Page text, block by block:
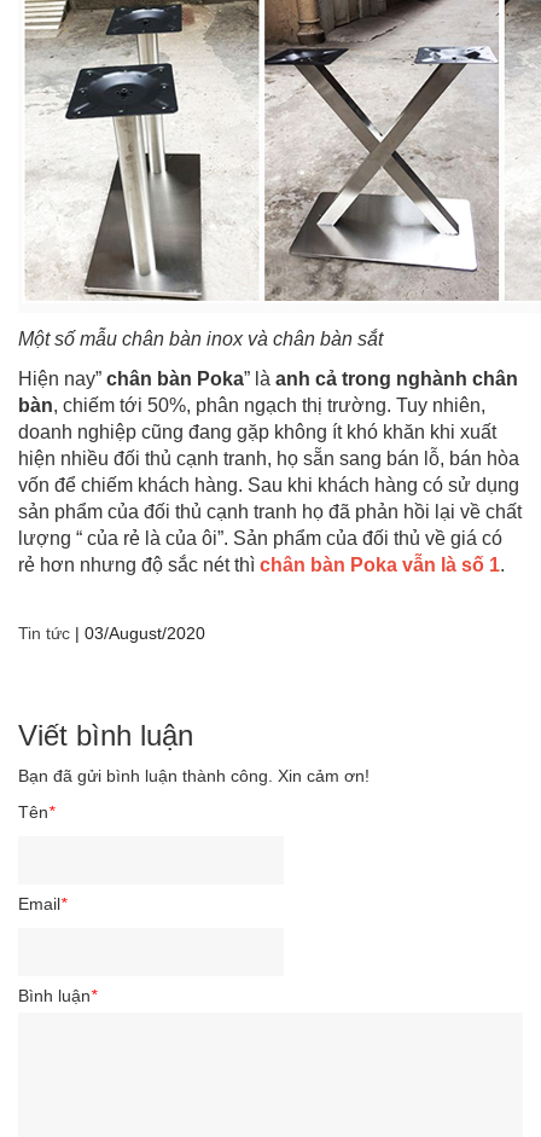
Một số mẫu chân bàn inoxvà chân bàn sắt
Hiện nay” chân bàn Poka” là anh cả trong nghành chân
bàn, chiếm tới 50%, phân ngạch thị trường. Tuy nhiên,
doanh nghiệp cũng đang gặp không ít khó khăn khi xuất
hiện nhiều đối thủ cạnh tranh, họ sẵn sang bán lỗ, bán hòa
vốn để chiếm khách hàng. Sau khi khách hàng có sử dụng
sản phẩm của đối thủ cạnh tranh họ đã phản hồi lại về chất
lượng “ của rẻ là của ôi”. Sản phẩm của đối thủ về giá có
rẻ hơn nhưng độ sắc nét thì chân bàn Poka vẫn là số 1.
Tin tức | 03/August/2020
Viết bình luận
Bạn đã gửi bình luận thành công. Xin cảm ơn!
Tên*
Email*
Bình luận*